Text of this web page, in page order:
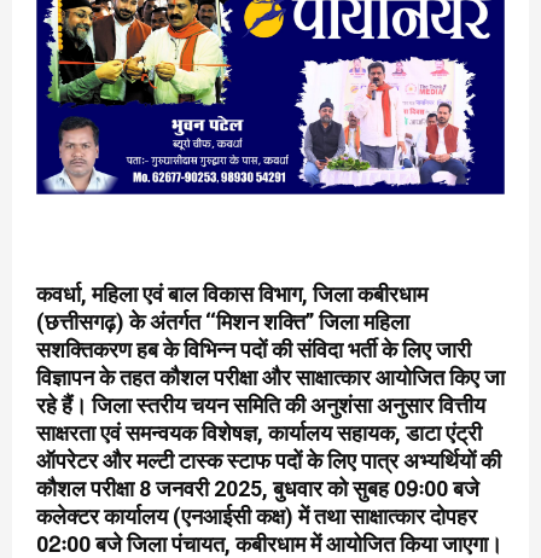
कवर्धा, महिला एवं बाल विकास विभाग, जिला कबीरधाम
(छत्तीसगढ़) के अंतर्गत ‘‘मिशन शक्ति’’ जिला महिला
सशक्तिकरण हब के विभिन्न पदों की संविदा भर्ती के लिए जारी
विज्ञापन के तहत कौशल परीक्षा और साक्षात्कार आयोजित किए जा
रहे हैं। जिला स्तरीय चयन समिति की अनुशंसा अनुसार वित्तीय
साक्षरता एवं समन्वयक विशेषज्ञ, कार्यालय सहायक, डाटा एंट्री
ऑपरेटर और मल्टी टास्क स्टाफ पदों के लिए पात्र अभ्यर्थियों की
कौशल परीक्षा 8 जनवरी 2025, बुधवार को सुबह 09ः00 बजे
कलेक्टर कार्यालय (एनआईसी कक्ष) में तथा साक्षात्कार दोपहर
02ः00 बजे जिला पंचायत, कबीरधाम में आयोजित किया जाएगा।